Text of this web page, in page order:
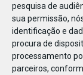
pesquisa de
sua permissão,
identificação e
procura de
processamento
parceiros,